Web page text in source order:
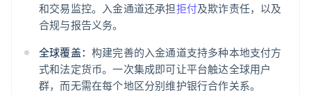
和交易监控。入金通道还承担拒付及欺诈责任，以及
合规与报告义务。
全球覆盖： 构建完善的入金通道支持多种本地支付方
式和法定货币。一次集成即可让平台触达全球用户
群，而无需在每个地区分别维护银行合作关系。